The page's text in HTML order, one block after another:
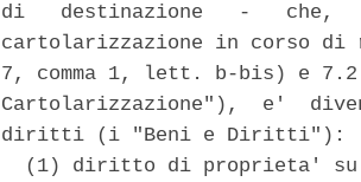
di   destinazione   -   che,
cartolarizzazione in corso
7, comma 1, lett. b-bis) e
Cartolarizzazione"),  e'
diritti (i "Beni e Diritti"):
(1) diritto di proprieta'